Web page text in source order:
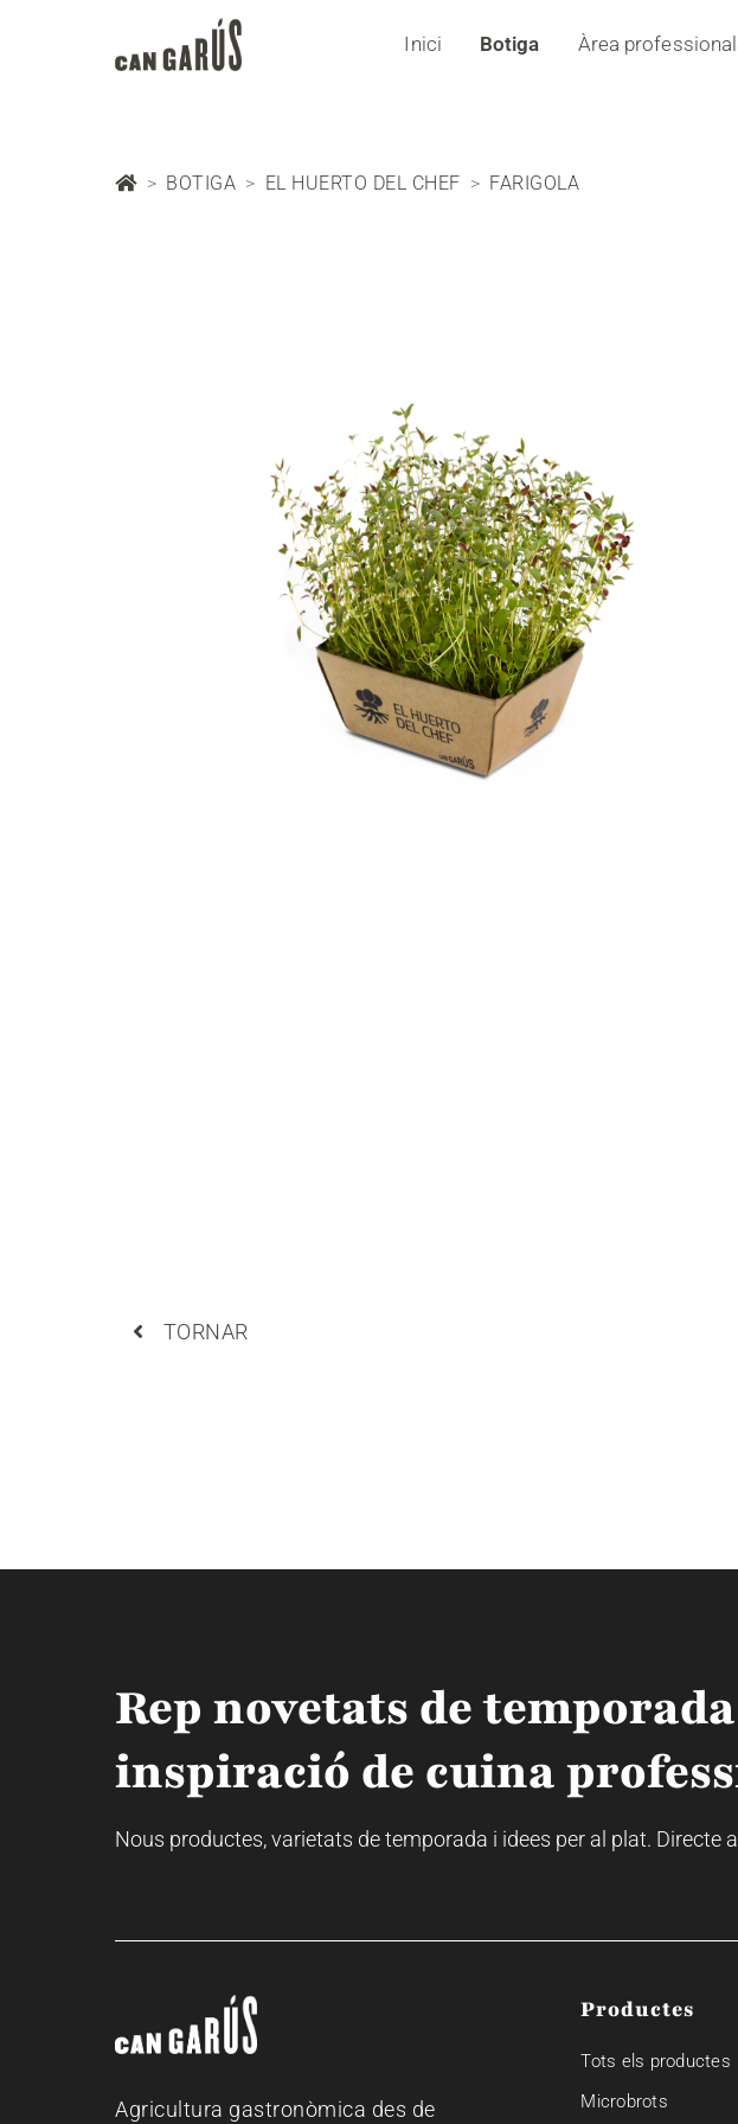
Inici Botiga Àrea
BOTIGA EL HUERTO DEL CHEF FARIGOLA
TORNAR
Rep novetats de
inspiració de cuina
Nous productes, varietats de temporada i idees per al plat. Directe
Agricultura gastronòmica des de
Productes
Tots els productes
Microbrots